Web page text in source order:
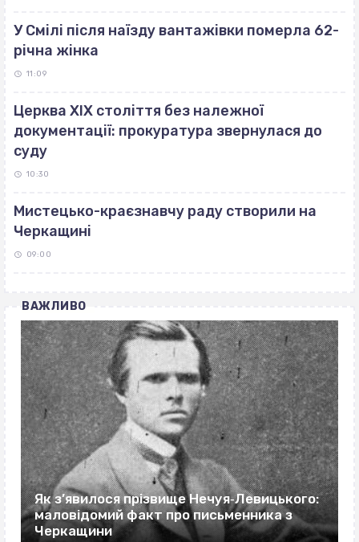
У Смілі після наїзду вантажівки померла 62-
річна жінка
11:09
Церква ХІХ століття без належної
документації: прокуратура звернулася до
суду
10:30
Мистецько-краєзнавчу раду створили на
Черкащині
09:00
ВАЖЛИВО
Як з’явилося прізвище Нечуя‐Левицького:
маловідомий факт про письменника з
Черкащини